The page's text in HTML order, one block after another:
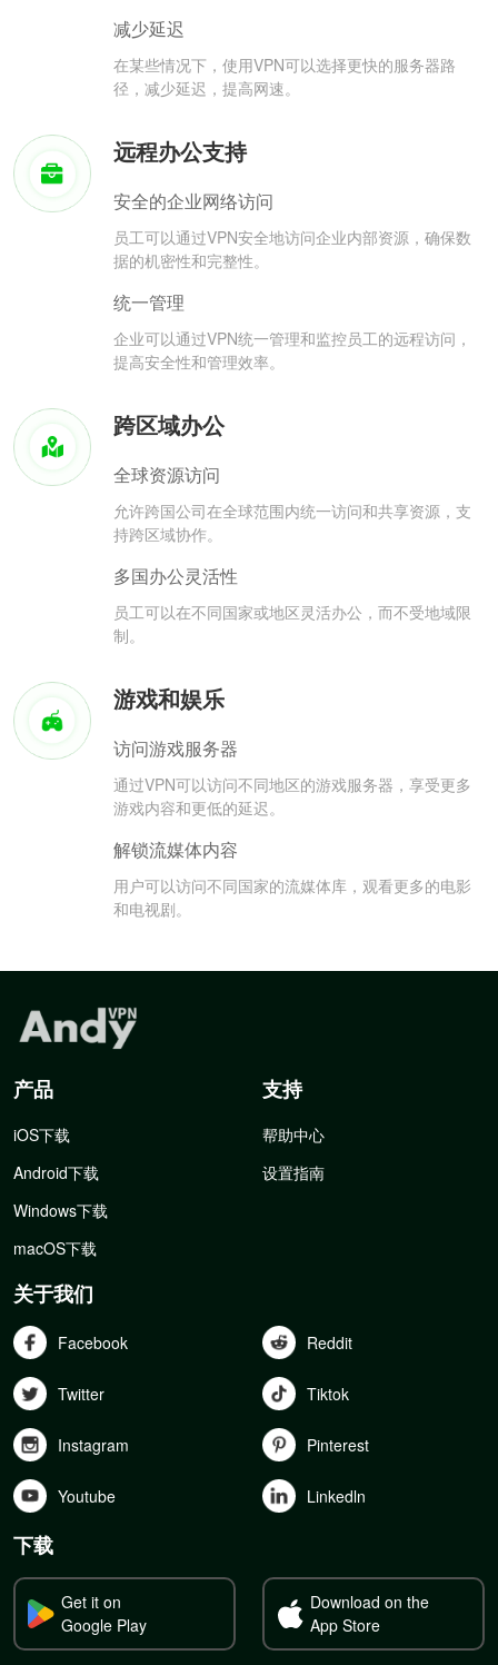
减少延迟
在某些情况下，使用VPN可以选择更快的服务器路
径，减少延迟，提高网速。
远程办公支持
安全的企业网络访问
员工可以通过VPN安全地访问企业内部资源，确保数
据的机密性和完整性。
统一管理
企业可以通过VPN统一管理和监控员工的远程访问，
提高安全性和管理效率。
跨区域办公
全球资源访问
允许跨国公司在全球范围内统一访问和共享资源，支
持跨区域协作。
多国办公灵活性
员工可以在不同国家或地区灵活办公，而不受地域限
制。
游戏和娱乐
访问游戏服务器
通过VPN可以访问不同地区的游戏服务器，享受更多
游戏内容和更低的延迟。
解锁流媒体内容
用户可以访问不同国家的流媒体库，观看更多的电影
和电视剧。
产品
iOS下载
Android下载
Windows下载
macOS下载
支持
帮助中心
设置指南
关于我们
Facebook Reddit
Twitter Tiktok
Instagram Pinterest
Youtube Linkedln
下载
Get it on
Google Play
Download on the
App Store